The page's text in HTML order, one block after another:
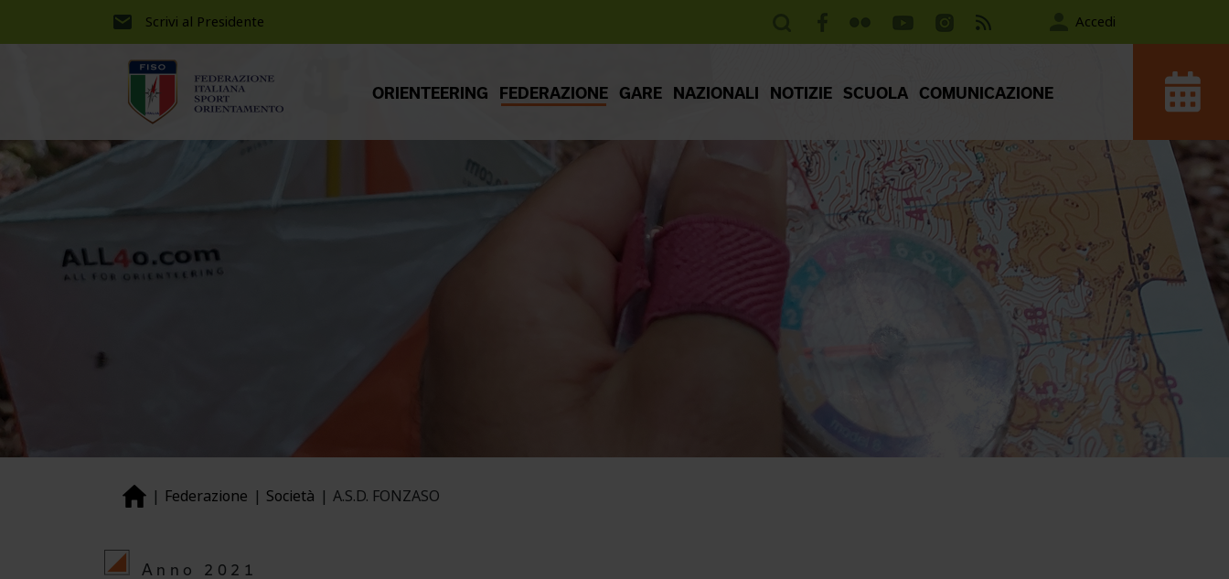
Scrivi al Presidente Accedi
ORIENTEERING FEDERAZIONE GARE NAZIONALI NOTIZIE SCUOLA COMUNICAZIONE
Federazione Società A.S.D. FONZASO
Anno 2021